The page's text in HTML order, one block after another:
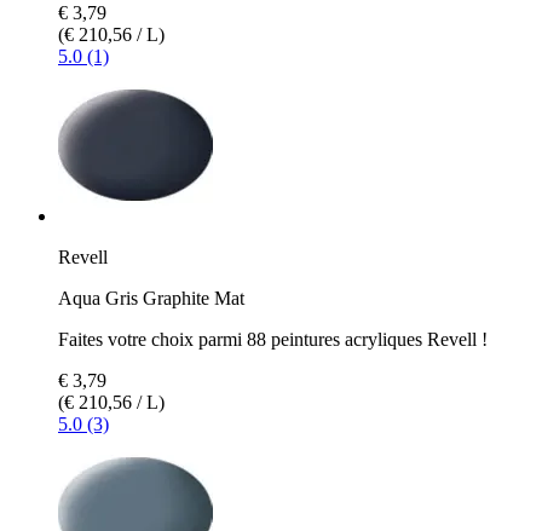
€ 3,79
(€ 210,56 / L)
5.0 (1)
Revell
Aqua Gris Graphite Mat
Faites votre choix parmi 88 peintures acryliques Revell !
€ 3,79
(€ 210,56 / L)
5.0 (3)